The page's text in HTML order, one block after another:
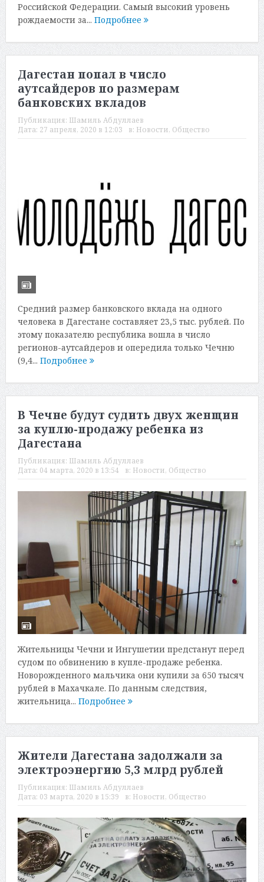
Российской Федерации. Самый высокий уровень
рождаемости за... Подробнее
Дагестан попал в число
аутсайдеров по размерам
банковских вкладов
Публикация: Шамиль Абдуллаев
Дата: 27 апреля, 2020 в 12:03 в: Новости, Общество
Средний размер банковского вклада на одного
человека в Дагестане составляет 23,5 тыс. рублей. По
этому показателю республика вошла в число
регионов-аутсайдеров и опередила только Чечню
(9,4... Подробнее
В Чечне будут судить двух женщин
за куплю-продажу ребенка из
Дагестана
Публикация: Шамиль Абдуллаев
Дата: 04 марта, 2020 в 13:54 в: Новости, Общество
Жительницы Чечни и Ингушетии предстанут перед
судом по обвинению в купле-продаже ребенка.
Новорожденного мальчика они купили за 650 тысяч
рублей в Махачкале. По данным следствия,
жительница... Подробнее
Жители Дагестана задолжали за
электроэнергию 5,3 млрд рублей
Публикация: Шамиль Абдуллаев
Дата: 03 марта, 2020 в 15:39 в: Новости, Общество